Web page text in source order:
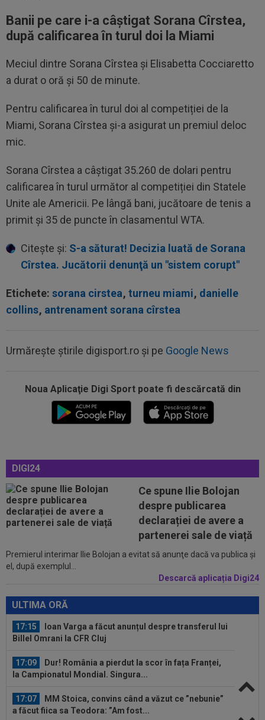
Banii pe care i-a câștigat Sorana Cîrstea,
după calificarea în turul doi la Miami
Meciul dintre Sorana Cîrstea și Elisabetta Cocciaretto
a durat o oră și 50 de minute.
Pentru calificarea în turul doi al competiției de la
Miami, Sorana Cîrstea și-a asigurat un premiul deloc
mic.
Sorana Cîrstea a câștigat 35.260 de dolari pentru
calificarea în turul următor al competiției din Statele
Unite ale Americii. Pe lângă bani, jucătoare de tenis a
primit și 35 de puncte în clasamentul WTA.
Citește și: S-a săturat! Decizia luată de Sorana
Cîrstea. Jucătorii denunţă un "sistem corupt"
Etichete: sorana cirstea, turneu miami, danielle
collins, antrenament sorana cîrstea
Urmărește știrile digisport.ro și pe Google News
Noua Aplicaţie Digi Sport poate fi descărcată din
DIGI24
Ce spune Ilie Bolojan
despre publicarea
declarației de avere a
partenerei sale de viață
Premierul interimar Ilie Bolojan a evitat să anunţe dacă va publica şi
el, după exemplul...
Descarcă aplicația Digi24
ULTIMA ORĂ
la Campionatul Mondial. Singura...
MM Stoica, convins când a văzut ce ”nebunie”
a făcut fiica sa Teodora: ”Am fost...
despărțire, Adrian Cristea a caracterizat relația cu
Bianca...
august, 18:00, Digi Sport 1...
16:48 EXCLUSIV
Fotbalistul de 5.000.000€ care l-a
dezamăgit pe Victor Pițurcă: ”Nu știu ce s-a...
17:24 OFICIAL
Yan Diomande a semnat cu Real
Madrid! Suma finală e uriașă
euro după Campionatul Mondial al...
17:15
Ioan Varga a făcut anunțul despre transferul lui
Billel Omrani la CFR Cluj
17:09
Dur! România a pierdut la scor în fața Franței,
la Campionatul Mondial. Singura...
17:07
MM Stoica, convins când a văzut ce ”nebunie”
a făcut fiica sa Teodora: ”Am fost...